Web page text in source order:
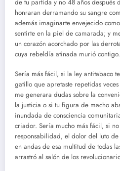
de tu partida y no 48 años después
honraran derramando su sangre
además imaginarte envejecido
sentirte en la piel de camarada; y
un corazón acorchado por las
cuya rebeldía atinada murió contigo.
Sería más fácil, si la ley antitabaco
gatillo que apretaste repetidas
me generara dudas sobre la
la justicia o si tu figura de macho
inundada de consciencia
criador. Sería mucho más fácil, si
responsabilidad, el dolor del luto
en andas de esa multitud de todas
arrastró al salón de los